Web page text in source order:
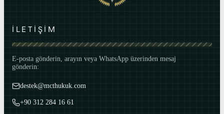
İLETİŞİM
E-posta gönderin, arayın veya WhatsApp üzerinden mesaj
gönderin:
destek@mcthukuk.com
+90 312 284 16 61